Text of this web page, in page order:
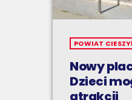
POWIAT
Nowy
Dzieci
atrakcji